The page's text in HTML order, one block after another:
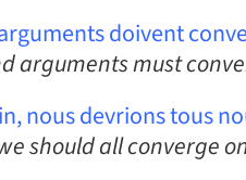
doivent
arguments must
nous devrions tous
should all converge